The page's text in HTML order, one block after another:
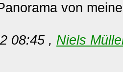
von
08:45 , Niels